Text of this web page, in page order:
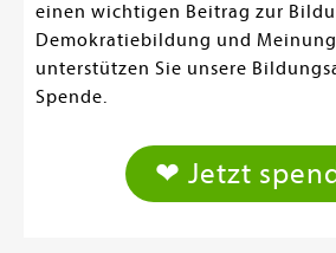
einen wichtigen Beitrag zur
Demokratiebildung und
unterstützen Sie unsere
Spende.
❤ Jetzt